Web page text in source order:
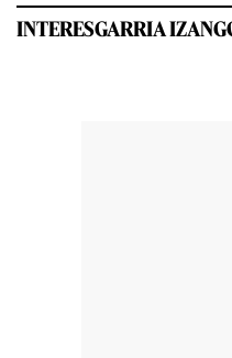
INTERESGARRIA